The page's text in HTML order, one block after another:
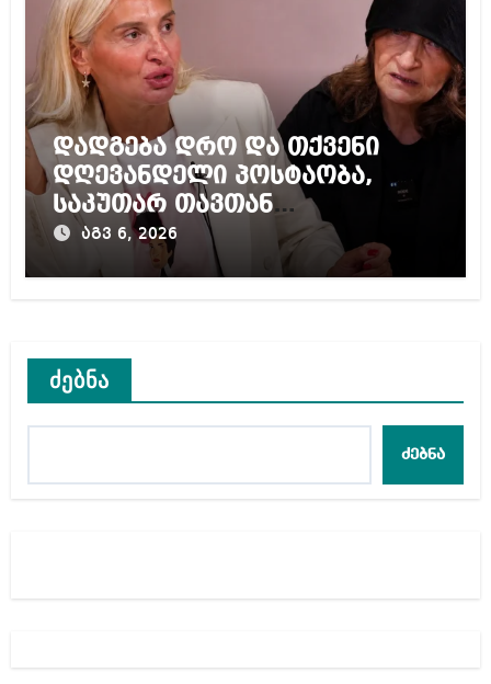
დადგება დრო და თქვენი
დღევანდელი პოსტაობა,
საკუთარ თავთან
შეგარცხვენთ – ეკა კუპატაძე
ნანუკა ჟორჟოლიანს
აგვ 6, 2026
ძებნა
ძებნა